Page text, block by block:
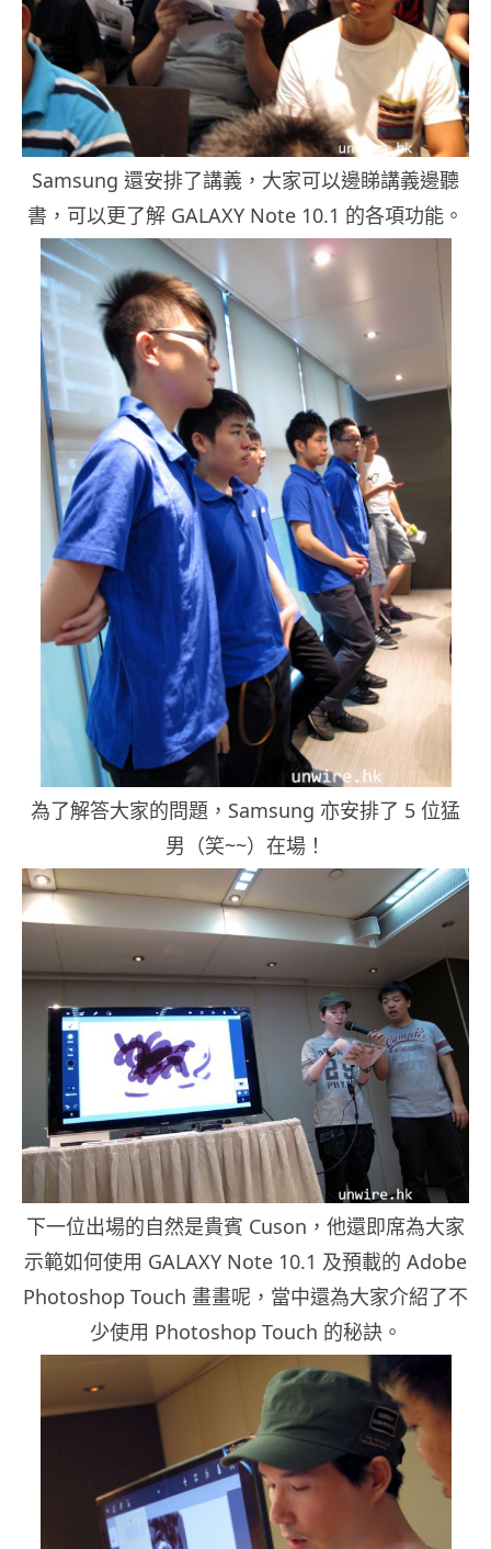
Samsung 還安排了講義，大家可以邊睇講義邊聽
書，可以更了解 GALAXY Note 10.1 的各項功能。
為了解答大家的問題，Samsung 亦安排了 5 位猛
男（笑~~）在場！
下一位出場的自然是貴賓 Cuson，他還即席為大家
示範如何使用 GALAXY Note 10.1 及預載的 Adobe
Photoshop Touch 畫畫呢，當中還為大家介紹了不
少使用 Photoshop Touch 的秘訣。